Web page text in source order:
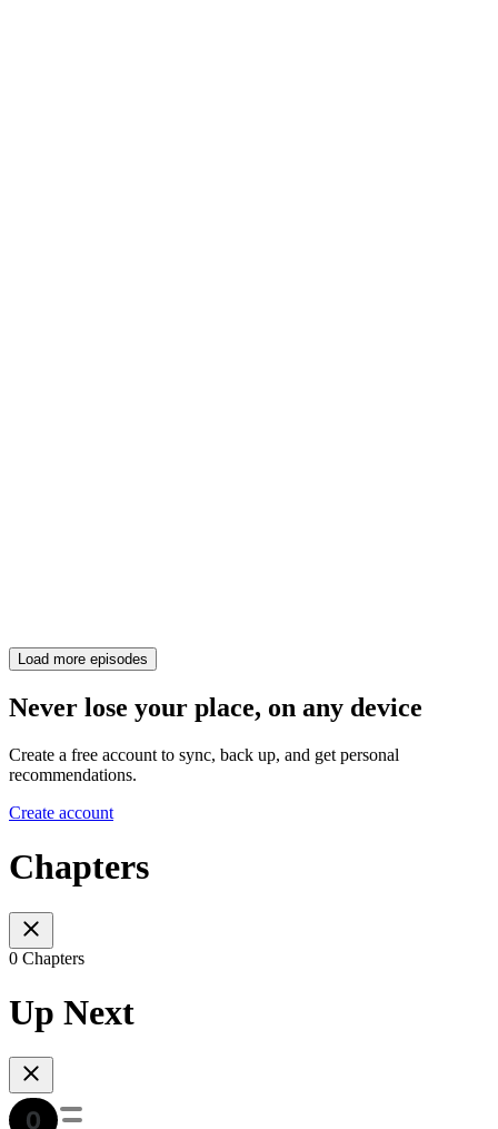
Load more episodes
Never lose your place, on any device
Create a free account to sync, back up, and get personal
recommendations.
Create account
Chapters
0 Chapters
Up Next